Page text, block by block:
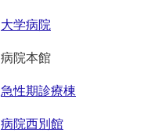
大学病院
病院本館
急性期診療棟
病院西別館